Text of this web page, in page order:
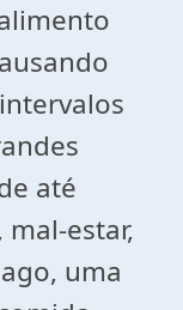
até
estar,
uma